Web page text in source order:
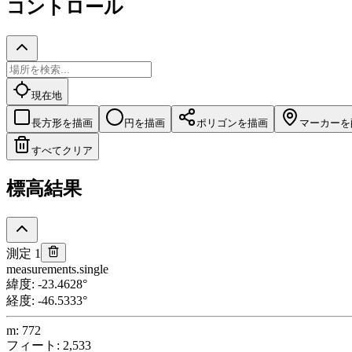
コントロール
現在地
長方形を描画 円を描画 ポリゴンを描画 マーカー
すべてクリア
標高結果
測定 1
measurements.single
緯度: -23.4628°
経度: -46.5333°
m: 772
フィート : 2,533